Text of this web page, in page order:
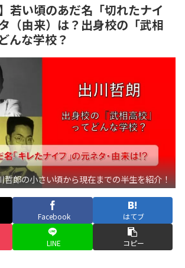
若い頃のあだ名「切れたナイ
（由来）は？出身校の「武相
んな学校？
哲郎の小さい頃から現在までの半生を紹介！
Facebook はてブ
LINE コピー